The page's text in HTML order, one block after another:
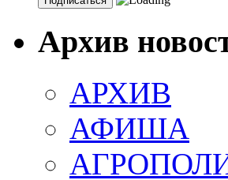
Архив
АРХИВ
АФИША